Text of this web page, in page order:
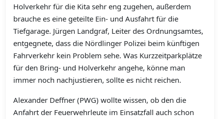
Holverkehr für die Kita sehr eng zugehen, außerdem
brauche es eine geteilte Ein- und Ausfahrt für die
Tiefgarage. Jürgen Landgraf, Leiter des Ordnungsamtes,
entgegnete, dass die Nördlinger Polizei beim künftigen
Fahrverkehr kein Problem sehe. Was Kurzzeitparkplätze
für den Bring- und Holverkehr angehe, könne man
immer noch nachjustieren, sollte es nicht reichen.
Alexander Deffner (PWG) wollte wissen, ob den die
Anfahrt der Feuerwehrleute im Einsatzfall auch schon